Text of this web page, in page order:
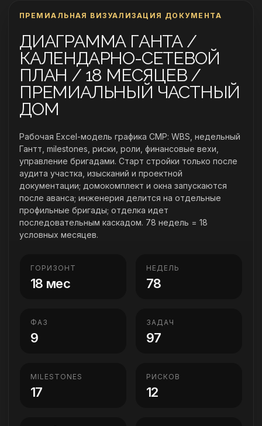
ПРЕМИАЛЬНАЯ ВИЗУАЛИЗАЦИЯ ДОКУМЕНТА
ДИАГРАММА ГАНТА /
КАЛЕНДАРНО-СЕТЕВОЙ
ПЛАН / 18 МЕСЯЦЕВ /
ПРЕМИАЛЬНЫЙ ЧАСТНЫЙ
ДОМ
Рабочая Excel-модель графика СМР: WBS, недельный
Гантт, milestones, риски, роли, финансовые вехи,
управление бригадами. Старт стройки только после
аудита участка, изысканий и проектной
документации; домокомплект и окна запускаются
после аванса; инженерия делится на отдельные
профильные бригады; отделка идет
последовательным каскадом. 78 недель = 18
условных месяцев.
ГОРИЗОНТ
18 мес
НЕДЕЛЬ
78
ФАЗ
9
ЗАДАЧ
97
MILESTONES
17
РИСКОВ
12